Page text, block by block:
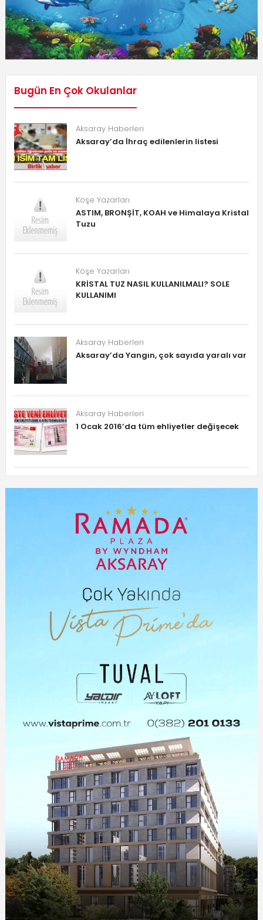
Bugün En Çok Okulanlar
Aksaray Haberleri
Aksaray’da İhraç edilenlerin listesi
Köşe Yazarları
ASTIM, BRONŞİT, KOAH ve Himalaya Kristal
Tuzu
Köşe Yazarları
KRİSTAL TUZ NASIL KULLANILMALI? SOLE
KULLANIMI
Aksaray Haberleri
Aksaray’da Yangın, çok sayıda yaralı var
Aksaray Haberleri
1 Ocak 2016’da tüm ehliyetler değişecek